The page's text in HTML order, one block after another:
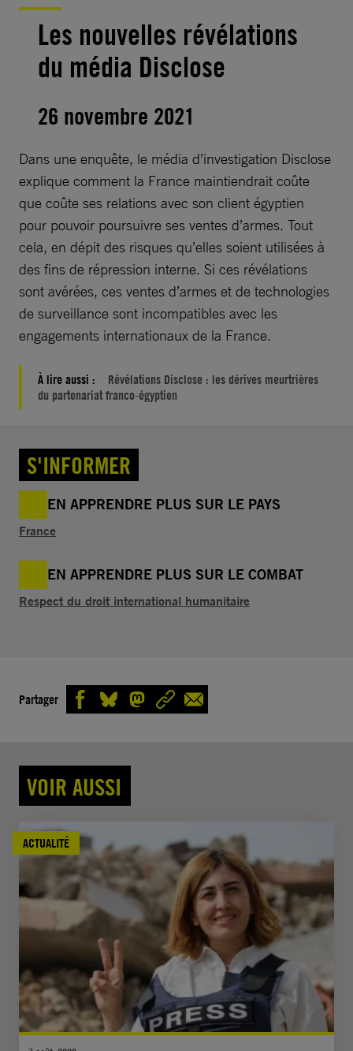
Les nouvelles révélations
du média Disclose
26 novembre 2021
Dans une enquête, le média d’investigation Disclose
explique comment la France maintiendrait coûte
que coûte ses relations avec son client égyptien
pour pouvoir poursuivre ses ventes d’armes. Tout
cela, en dépit des risques qu’elles soient utilisées à
des fins de répression interne. Si ces révélations
sont avérées, ces ventes d’armes et de technologies
de surveillance sont incompatibles avec les
engagements internationaux de la France.
À lire aussi :
Révélations Disclose : les dérives meurtrières
du partenariat franco-égyptien
S'INFORMER
EN APPRENDRE PLUS SUR LE PAYS
France
EN APPRENDRE PLUS SUR LE COMBAT
Respect du droit international humanitaire
Partager
VOIR AUSSI
ACTUALITÉ